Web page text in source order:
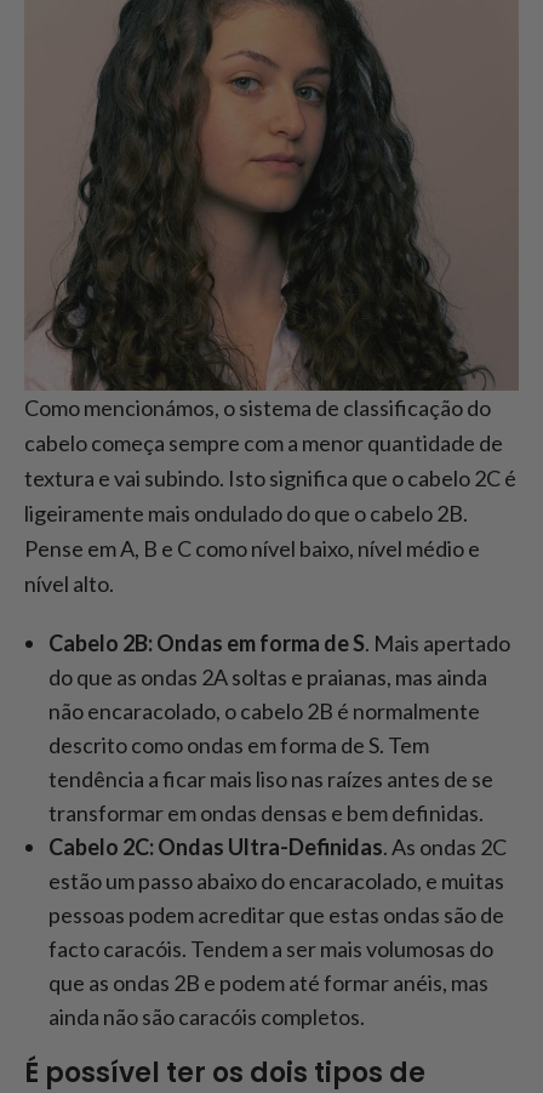
Como mencionámos, o sistema de classificação do
cabelo começa sempre com a menor quantidade de
textura e vai subindo. Isto significa que o cabelo 2C é
ligeiramente mais ondulado do que o cabelo 2B.
Pense em A, B e C como nível baixo, nível médio e
nível alto.
Cabelo 2B: Ondas em forma de S. Mais apertado
do que as ondas 2A soltas e praianas, mas ainda
não encaracolado, o cabelo 2B é normalmente
descrito como ondas em forma de S. Tem
tendência a ficar mais liso nas raízes antes de se
transformar em ondas densas e bem definidas.
Cabelo 2C: Ondas Ultra-Definidas. As ondas 2C
estão um passo abaixo do encaracolado, e muitas
pessoas podem acreditar que estas ondas são de
facto caracóis. Tendem a ser mais volumosas do
que as ondas 2B e podem até formar anéis, mas
ainda não são caracóis completos.
É possível ter os dois tipos de